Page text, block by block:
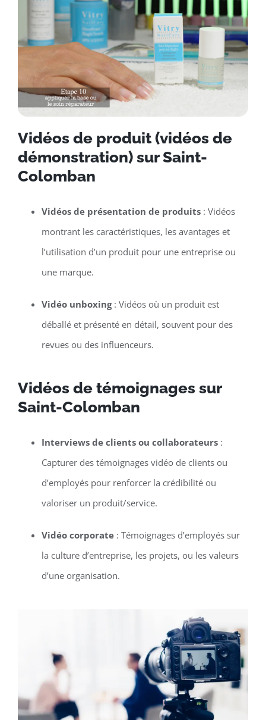
Vidéos de produit (vidéos de
démonstration) sur Saint-
Colomban
Vidéos de présentation de produits: Vidéos
montrant les caractéristiques, les avantages et
l’utilisation d’un produit pour une entreprise ou
une marque.
Vidéo unboxing: Vidéos où un produit est
déballé et présenté en détail, souvent pour des
revues ou des influenceurs.
Vidéos de témoignages sur
Saint-Colomban
Interviews de clients ou collaborateurs:
Capturer des témoignages vidéo de clients ou
d’employés pour renforcer la crédibilité ou
valoriser un produit/service.
Vidéo corporate: Témoignages d’employés sur
la culture d’entreprise, les projets, ou les valeurs
d’une organisation.